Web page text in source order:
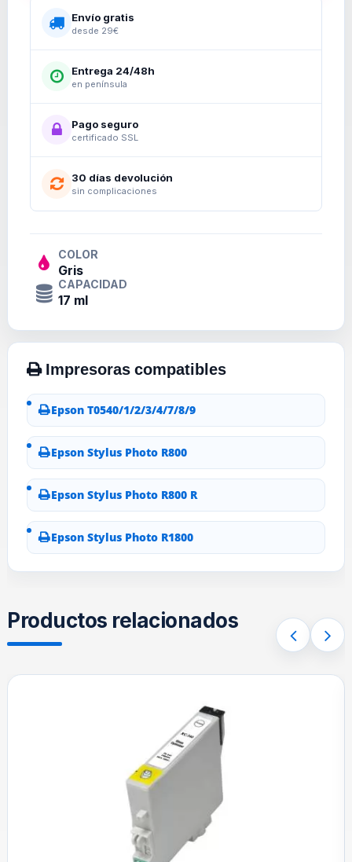
Envío gratis
desde 29€
Entrega 24/48h
en península
Pago seguro
certificado SSL
30 días devolución
sin complicaciones
COLOR
Gris
CAPACIDAD
17 ml
Epson T0540/1/2/3/4/7/8/9
Epson Stylus Photo R800
Epson Stylus Photo R800 R
Epson Stylus Photo R1800
Productos relacionados